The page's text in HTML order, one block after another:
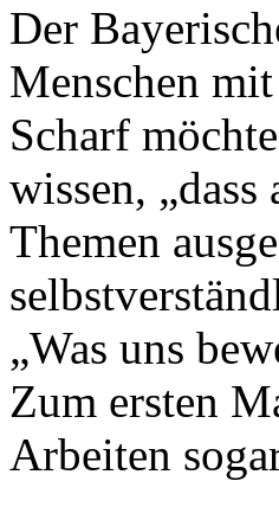
Der
Menschen
Scharf
wissen,
Themen
„Was uns
Zum ersten
Arbeiten